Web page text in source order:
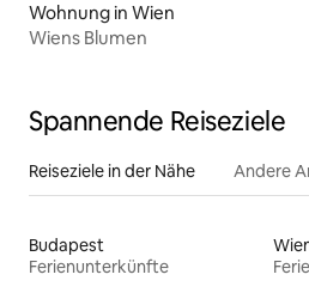
Wohnung in Wien
Wiens Blumen
Spannende Reiseziele
Reiseziele in der Nähe Andere
Budapest
Ferienunterkünfte